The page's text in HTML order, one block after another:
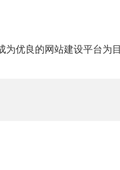
为优良的网站建设平台为目